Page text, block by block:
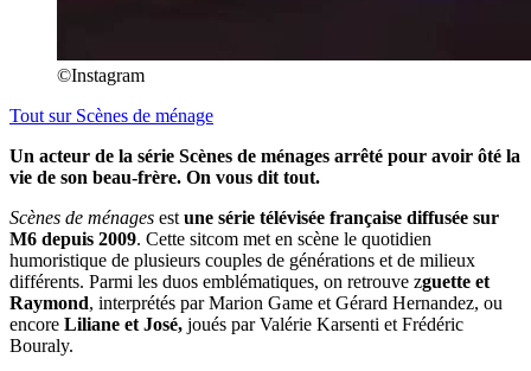
©Instagram
Tout sur Scènes de ménage
Un acteur de la série Scènes de ménages arrêté pour avoir ôté la
vie de son beau-frère. On vous dit tout.
Scènes de ménages est une série télévisée française diffusée sur
M6 depuis 2009. Cette sitcom met en scène le quotidien
humoristique de plusieurs couples de générations et de milieux
différents. Parmi les duos emblématiques, on retrouve zguette et
Raymond, interprétés par Marion Game et Gérard Hernandez, ou
encore Liliane et José, joués par Valérie Karsenti et Frédéric
Bouraly.